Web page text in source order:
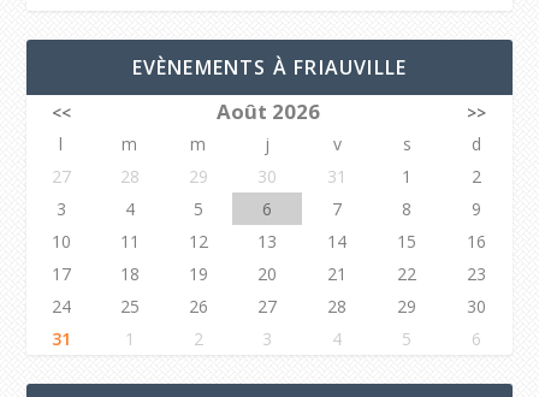
EVÈNEMENTS À FRIAUVILLE
<< Août 2026
>>
l
m m j v s
d
27
28 29 30 31 1
2
3
4 5 6 7 8
9
10
11 12 13 14 15
16
17
18 19 20 21 22
23
24
25 26 27 28 29
30
31
1 2 3 4 5 6